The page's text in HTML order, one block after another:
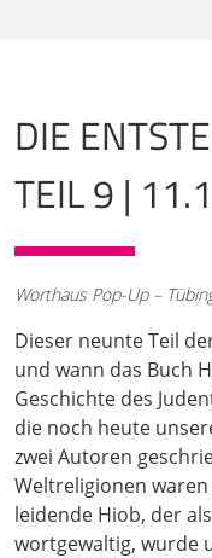
538, also
Man muss in
Text
Deportation der
dem Untergang
Exil kann man
es vor dem Exil
der Synagoge
berühren hier
genannten
schon relativ
04:00
DIE
TEIL 9 |
Worthaus Pop-Up –
Dieser neunte Teil
und wann das Buch
Geschichte des
die noch heute
zwei Autoren
Weltreligionen
leidende Hiob, der
wortgewaltig, wurde